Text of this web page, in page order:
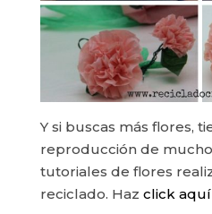
Y si buscas más flores,
reproducción de
tutoriales de flores
reciclado. Haz click